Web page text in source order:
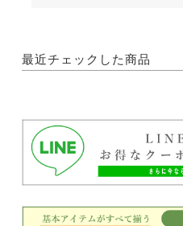
最近チェックした商品